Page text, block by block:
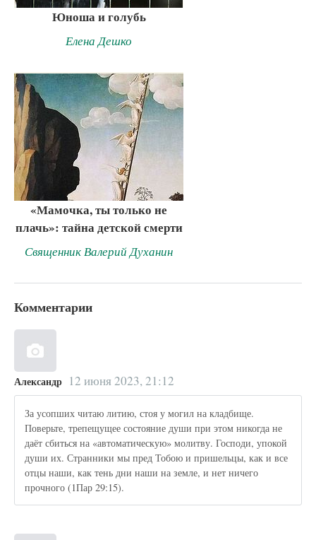
Юноша и голубь
Елена Дешко
«Мамочка, ты только не
плачь»: тайна детской смерти
Священник Валерий Духанин
Комментарии
Александр 12 июня 2023, 21:12
За усопших читаю литию, стоя у могил на кладбище.
Поверьте, трепещущее состояние души при этом никогда не
даёт сбиться на «автоматическую» молитву. Господи, упокой
души их. Странники мы пред Тобою и пришельцы, как и все
отцы наши, как тень дни наши на земле, и нет ничего
прочного (1Пар 29:15).